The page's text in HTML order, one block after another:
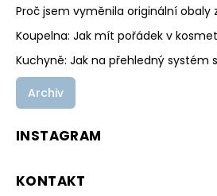
Proč jsem vyměnila originální obaly
Koupelna: Jak mít pořádek v
Kuchyně: Jak na přehledný systém
Archiv
INSTAGRAM
KONTAKT